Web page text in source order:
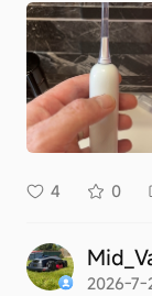
4 0
2026-7-